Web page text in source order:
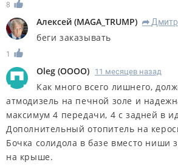
8
Алексей (MAGA_TRUMP) R
беги заказывать
1
Oleg (OOOO) 11 месяцев назад
Как много всего лишнего,
атмодизель на печной золе и
максимум 4 передачи, 4 с задней в
Дополнительный отопитель на
Бочка солидола в базе вместо ниши
на крыше.